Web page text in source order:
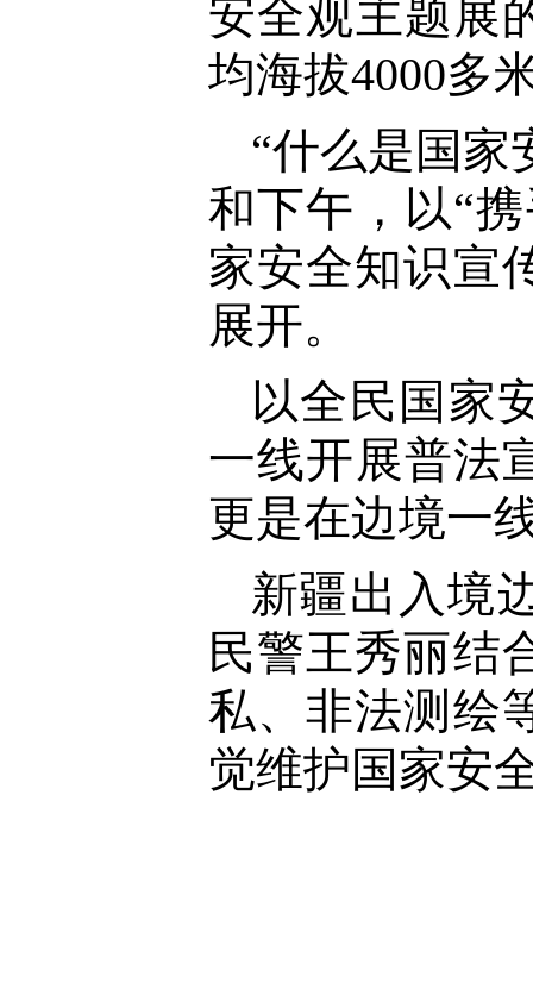
安全观主题展
均海拔4000多
“什么是国
和下午，以“
家安全知识宣
展开。
以全民国家
一线开展普法
更是在边境一
新疆出入境
民警王秀丽结
私、非法测绘
觉维护国家安